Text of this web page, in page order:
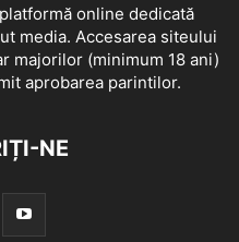
online dedicată
media. Accesarea siteului
majorilor (minimum 18 ani)
aprobarea parintilor.
NE